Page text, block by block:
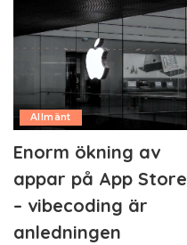
Allmänt
Enorm ökning av
appar på App Store
– vibecoding är
anledningen